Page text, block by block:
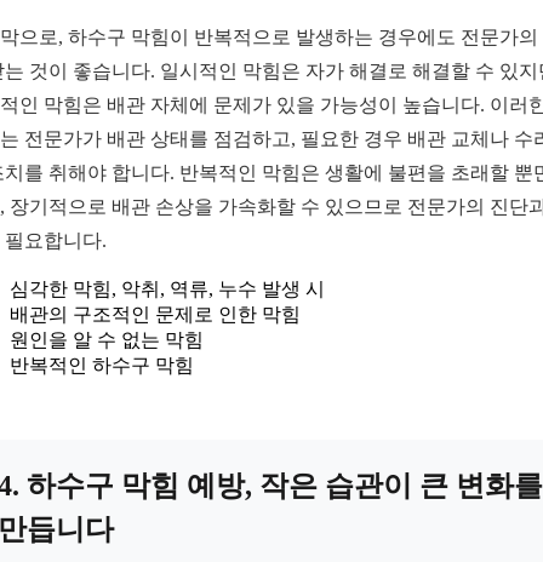
으로, 하수구 막힘이 반복적으로 발생하는 경우에도 전문가의
는 것이 좋습니다. 일시적인 막힘은 자가 해결로 해결할 수 있지
인 막힘은 배관 자체에 문제가 있을 가능성이 높습니다. 이러
전문가가 배관 상태를 점검하고, 필요한 경우 배관 교체나 수
치를 취해야 합니다. 반복적인 막힘은 생활에 불편을 초래할 뿐
장기적으로 배관 손상을 가속화할 수 있으므로 전문가의 진단
필요합니다.
심각한 막힘, 악취, 역류, 누수 발생 시
배관의 구조적인 문제로 인한 막힘
원인을 알 수 없는 막힘
반복적인 하수구 막힘
하수구 막힘 예방, 작은 습관이 큰 변화를
듭니다